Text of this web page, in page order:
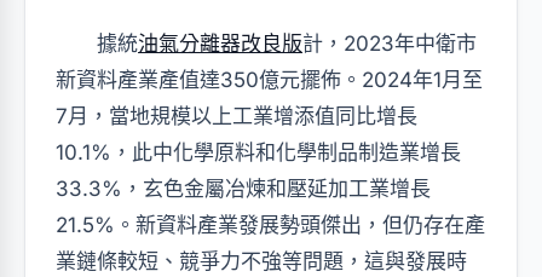
據統油氣分離器改良版計，2023年中衛市
新資料產業產值達350億元擺佈。2024年1月至
7月，當地規模以上工業增添值同比增長
10.1%，此中化學原料和化學制品制造業增長
33.3%，玄色金屬冶煉和壓延加工業增長
21.5%。新資料產業發展勢頭傑出，但仍存在產
業鏈條較短、競爭力不強等問題，這與發展時